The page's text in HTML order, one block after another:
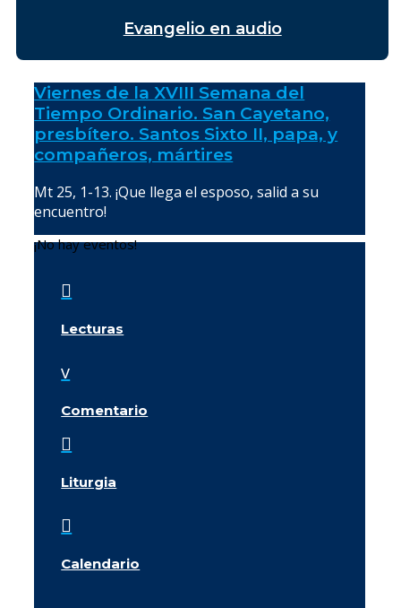
Evangelio en audio
Viernes de la XVIII Semana del
Tiempo Ordinario. San Cayetano,
presbítero. Santos Sixto II, papa, y
compañeros, mártires
Mt 25, 1-13. ¡Que llega el esposo, salid a su
encuentro!
¡No hay eventos!

Lecturas
v
Comentario

Liturgia

Calendario